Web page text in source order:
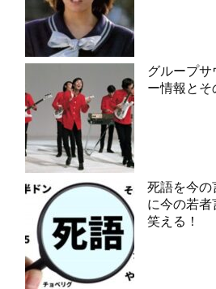
グループ
ー情報とそ
死語を今の
に今の若者
笑える！